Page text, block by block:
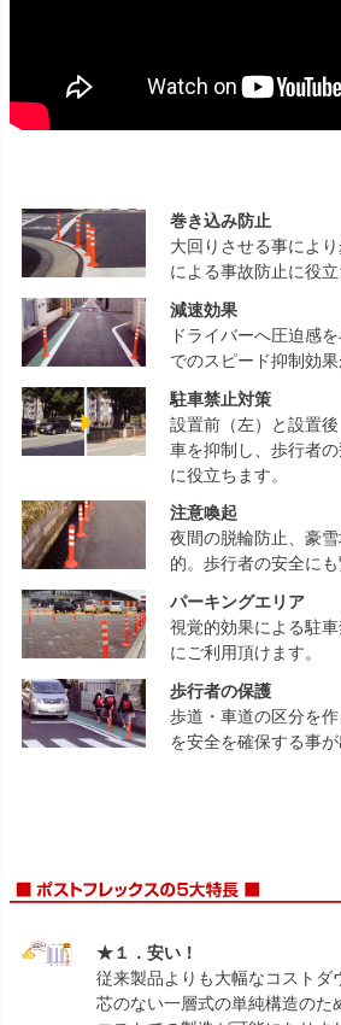
巻き込み防止
大回りさせる事によ
による事故防止に役立
減速効果
ドライバーへ圧迫感
でのスピード抑制効果
駐車禁止対策
設置前（左）と設置
車を抑制し、歩行者
に役立ちます。
注意喚起
夜間の脱輪防止、豪
的。歩行者の安全にも
パーキングエリア
視覚的効果による駐
にご利用頂けます。
歩行者の保護
歩道・車道の区分を
を安全を確保する事が
★１．安い！
従来製品よりも大幅なコストダ
芯のない一層式の単純構造のた